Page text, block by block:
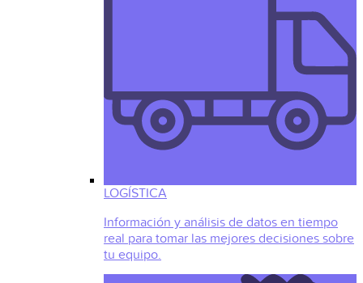
LOGÍSTICA
Información y análisis de datos en tiempo
real para tomar las mejores decisiones sobre
tu equipo.